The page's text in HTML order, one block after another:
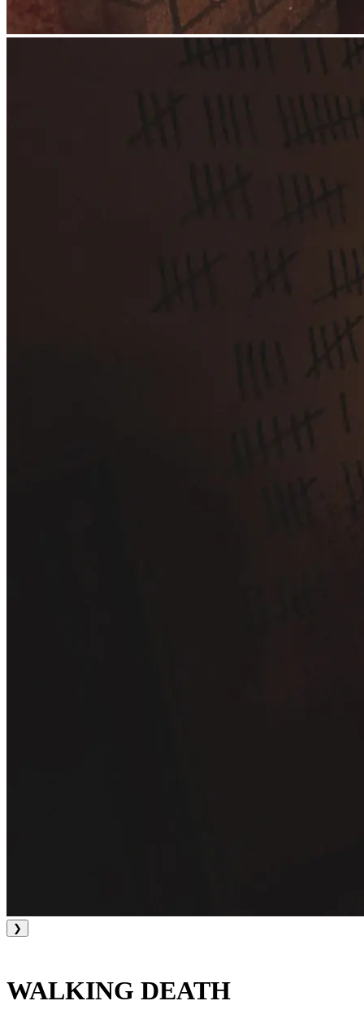
❯
WALKING DEATH